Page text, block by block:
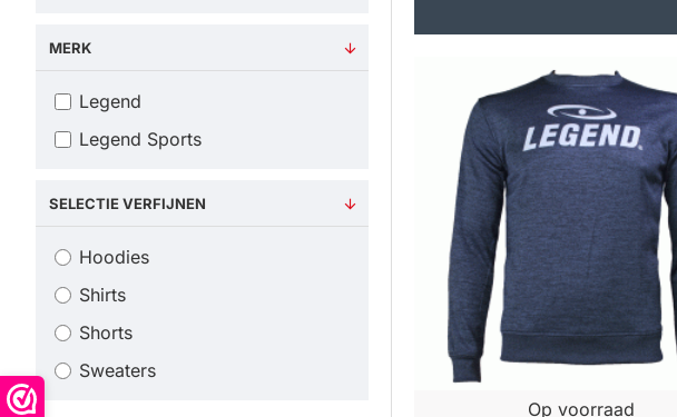
MERK
Legend
Legend Sports
SELECTIE VERFIJNEN
Hoodies
Shirts
Shorts
Sweaters
Op voorraad